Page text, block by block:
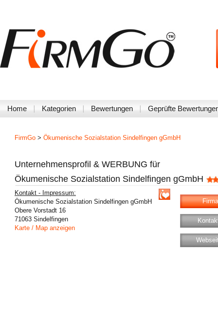
Home Kategorien Bewertungen Geprüfte
FirmGo > Ökumenische Sozialstation Sindelfingen gGmbH
Unternehmensprofil & WERBUNG für
Ökumenische Sozialstation Sindelfingen gGmbH
Kontakt - Impressum:
Ökumenische Sozialstation Sindelfingen gGmbH
Obere Vorstadt 16
71063 Sindelfingen
Karte / Map anzeigen